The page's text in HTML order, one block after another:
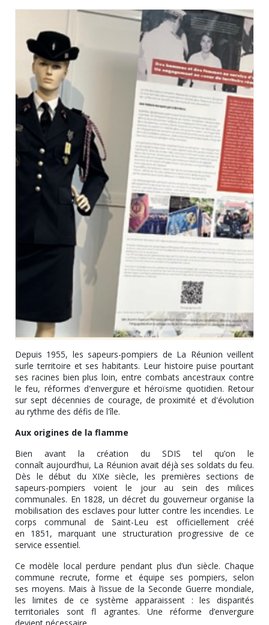
Depuis 1955, les sapeurs-pompiers de La Réunion veillent
surle territoire et ses habitants. Leur histoire puise pourtant
ses racines bien plus loin, entre combats ancestraux contre
le feu, réformes d'envergure et héroïsme quotidien. Retour
sur sept décennies de courage, de proximité et d'évolution
au rythme des défis de l'île.
Aux origines de la flamme
Bien avant la création du SDIS tel qu’on le
connaît aujourd’hui, La Réunion avait déjà ses soldats du feu.
Dès le début du XIXe siècle, les premières sections de
sapeurs-pompiers voient le jour au sein des milices
communales. En 1828, un décret du gouverneur organise la
mobilisation des esclaves pour lutter contre les incendies. Le
corps communal de Saint-Leu est officiellement créé
en 1851, marquant une structuration progressive de ce
service essentiel.
Ce modèle local perdure pendant plus d’un siècle. Chaque
commune recrute, forme et équipe ses pompiers, selon
ses moyens. Mais à l’issue de la Seconde Guerre mondiale,
les limites de ce système apparaissent : les disparités
territoriales sont fl agrantes. Une réforme d’envergure